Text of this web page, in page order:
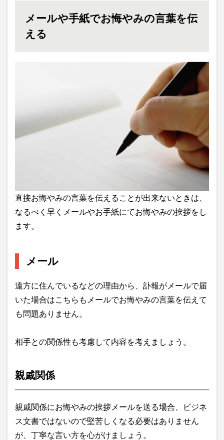
メールや手紙でお悔やみの言葉を伝
える
直接お悔やみの言葉を伝えることが出来ないときは、
なるべく早くメールやお手紙にてお悔やみの挨拶をし
ます。
メール
遠方に住んでいるなどの理由から、訃報がメールで届
いた場合はこちらもメールでお悔やみの言葉を伝えて
も問題ありません。
相手との関係性も考慮して内容を考えましょう。
親戚関係
親戚関係にお悔やみの挨拶メールを送る場合、ビジネ
ス文書ではないので堅苦しくなる必要はありません
が、丁寧な言い方を心がけましょう。